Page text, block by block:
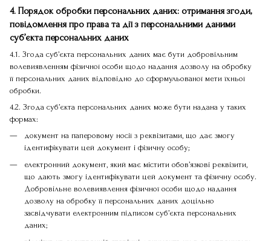
4. Порядок обробки персональних даних: отримання згоди,
повідомлення про права та дії з персональними даними
суб’єкта персональних даних
4.1. Згода суб’єкта персональних даних має бути добровільним
волевиявленням фізичної особи щодо надання дозволу на обробку
її персональних даних відповідно до сформульованої мети їхньої
обробки.
4.2. Згода суб’єкта персональних даних може бути надана у таких
формах:
документ на паперовому носії з реквізитами, що дає змогу
ідентифікувати цей документ і фізичну особу;
електронний документ, який має містити обов’язкові реквізити,
що дають змогу ідентифікувати цей документ та фізичну особу.
Добровільне волевиявлення фізичної особи щодо надання
дозволу на обробку її персональних даних доцільно
засвідчувати електронним підписом суб’єкта персональних
даних;